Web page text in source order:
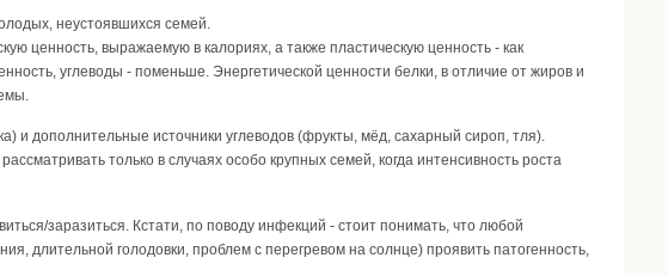
неустоявшихся семей.
ценность, выражаемую в калориях, а также пластическую ценность - как
углеводы - поменьше. Энергетической ценности белки, в отличие от жиров и
и дополнительные источники углеводов (фрукты, мёд, сахарный сироп, тля).
только в случаях особо крупных семей, когда интенсивность роста
заразиться. Кстати, по поводу инфекций - стоит понимать, что любой
длительной голодовки, проблем с перегревом на солнце) проявить патогенность,